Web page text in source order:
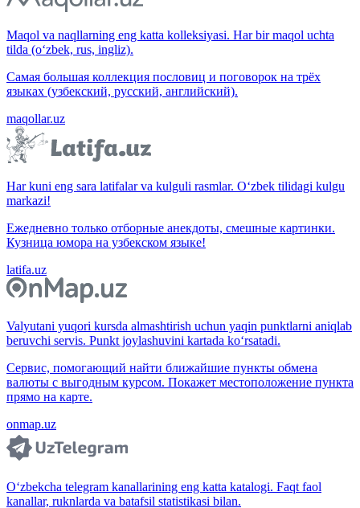
Maqol va naqllarning eng katta kolleksiyasi. Har bir maqol uchta
tilda (o‘zbek, rus, ingliz).
Самая большая коллекция пословиц и поговорок на трёх
языках (узбекский, русский, английский).
maqollar.uz
Har kuni eng sara latifalar va kulguli rasmlar. O‘zbek tilidagi kulgu
markazi!
Ежедневно только отборные анекдоты, смешные картинки.
Кузница юмора на узбекском языке!
latifa.uz
Valyutani yuqori kursda almashtirish uchun yaqin punktlarni aniqlab
beruvchi servis. Punkt joylashuvini kartada ko‘rsatadi.
Сервис, помогающий найти ближайшие пункты обмена
валюты с выгодным курсом. Покажет местоположение пункта
прямо на карте.
onmap.uz
O‘zbekcha telegram kanallarining eng katta katalogi. Faqt faol
kanallar, ruknlarda va batafsil statistikasi bilan.